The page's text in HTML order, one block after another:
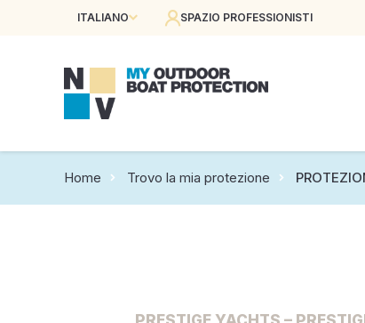
ITALIANO SPAZIO PROFESSIONISTI
Home Trovo la mia protezione